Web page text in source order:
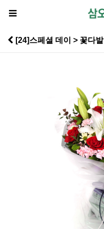
[24]스페셜 데이 > 꽃다발